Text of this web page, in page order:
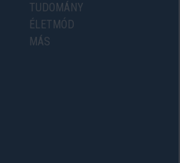
TUDOMÁNY
ÉLETMÓD
MÁS